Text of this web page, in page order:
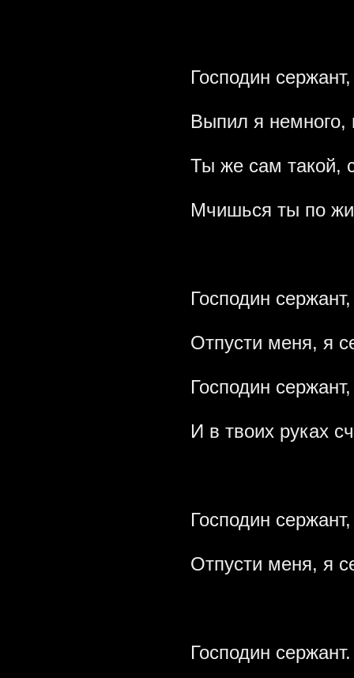
Господин
Выпил я
Ты же сам такой,
Мчишься ты по
Господин
Отпусти меня, я
Господин
И в твоих руках
Господин
Отпусти меня, я
Господин сержант.